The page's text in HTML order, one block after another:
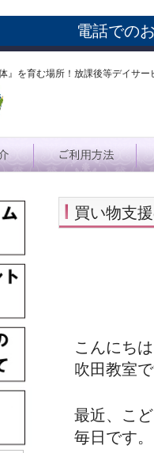
電話での
』を育む場所！放課後等デイ
買い物支
こんにち
吹田教室
最近、こ
毎日です。